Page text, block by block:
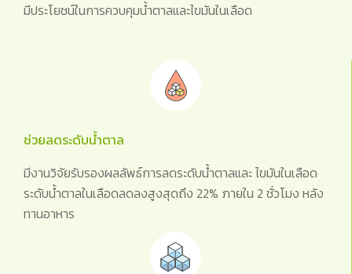
มีประโยชน์ในการควบคุมน้ำตาลและไขมันในเลือด
ช่วยลดระดับน้ำตาล
มีงานวิจัยรับรองผลลัพธ์การลดระดับน้ำตาลและ ไขมันในเลือด
ระดับน้ำตาลในเลือดลดลงสูงสุดถึง 22% ภายใน 2 ชั่วโมง หลัง
ทานอาหาร